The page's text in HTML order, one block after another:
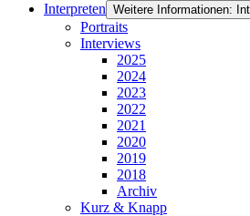
Interpreten Weitere Informationen:
Portraits
Interviews
2025
2024
2023
2022
2021
2020
2019
2018
Archiv
Kurz & Knapp